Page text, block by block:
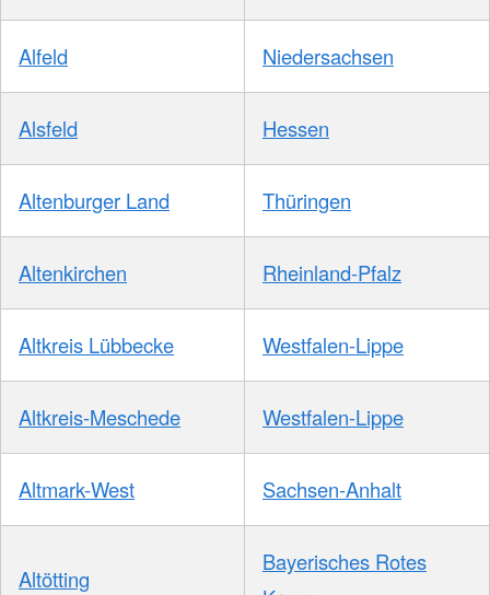
Alfeld Niedersachsen
Alsfeld Hessen
Altenburger Land Thüringen
Altenkirchen Rheinland-Pfalz
Altkreis Lübbecke Westfalen-Lippe
Altkreis-Meschede Westfalen-Lippe
Altmark-West Sachsen-Anhalt
Altötting
Bayerisches Rotes